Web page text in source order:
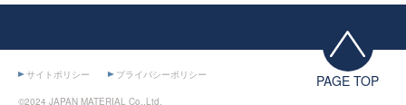
PAGE TOP
©2024 JAPAN MATERIAL Co.,Ltd.
サイトポリシー プライバシーポリシー